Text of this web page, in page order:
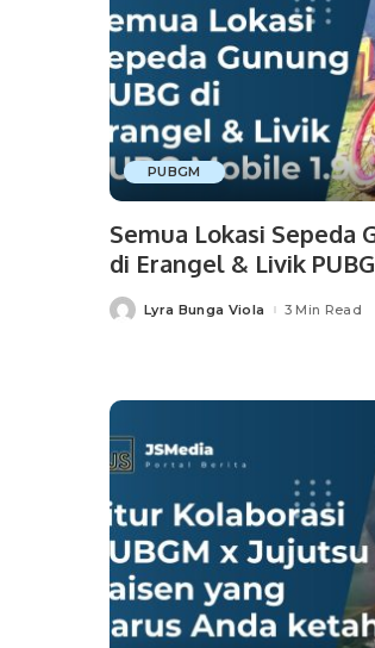
PUBGM
Semua Lokasi Sepeda
di Erangel & Livik
PostedLyra Bunga Viola 3 Min Read